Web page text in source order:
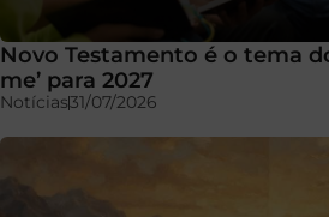
Novo Testamento é o tema
me’ para 2027
Notícias31/07/2026